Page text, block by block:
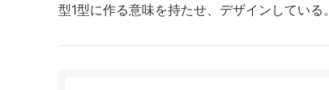
型1型に作る意味を持たせ、デザインしている。